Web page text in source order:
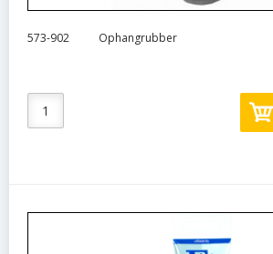
573-902 Ophangrubber